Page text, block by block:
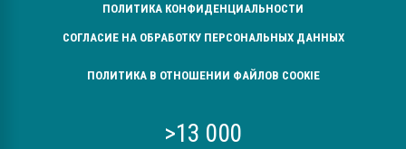
ПОЛИТИКА КОНФИДЕНЦИАЛЬНОСТИ
СОГЛАСИЕ НА ОБРАБОТКУ ПЕРСОНАЛЬНЫХ ДАННЫХ
ПОЛИТИКА В ОТНОШЕНИИ ФАЙЛОВ COOKIE
>13 000